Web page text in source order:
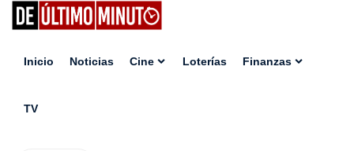
Inicio Noticias Cine Loterías Finanzas
TV